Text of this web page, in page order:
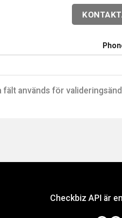
fält används för
Checkbiz API är